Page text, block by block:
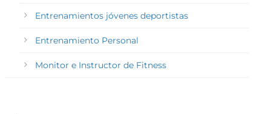
Entrenamientos jóvenes deportistas
Entrenamiento Personal
Monitor e Instructor de Fitness